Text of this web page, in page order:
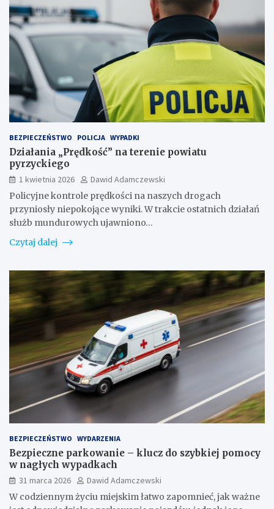
BEZPIECZEŃSTWO POLICJA WYPADKI
Działania „Prędkość” na terenie powiatu
pyrzyckiego
1 kwietnia 2026
Dawid Adamczewski
Policyjne kontrole prędkości na naszych drogach
przyniosły niepokojące wyniki. W trakcie ostatnich działań
służb mundurowych ujawniono…
Czytaj dalej
BEZPIECZEŃSTWO WYDARZENIA
Bezpieczne parkowanie – klucz do szybkiej pomocy
w nagłych wypadkach
31 marca 2026
Dawid Adamczewski
W codziennym życiu miejskim łatwo zapomnieć, jak ważne